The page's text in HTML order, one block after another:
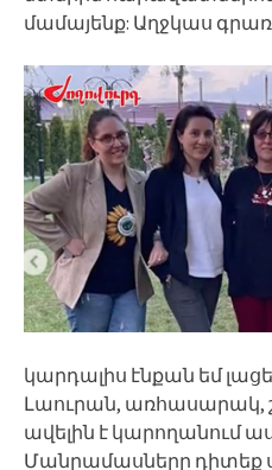
մամայենք: Աղջկաս
կարդալիս էնքան եմ
Լաուրան, առհասարակ,
ավելին է կարողանում
Մանրամասները դիտեք